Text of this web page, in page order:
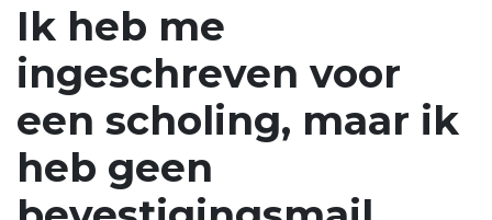
Ik heb me
ingeschreven voor
een scholing, maar ik
heb geen